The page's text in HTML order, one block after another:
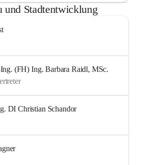
und Stadtentwicklung
(FH) Ing. Barbara Raidl, MSc.
DI Christian Schandor